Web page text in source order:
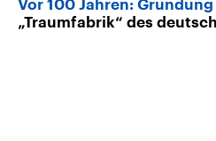
Vor 100 Jahren: Gründung
„Traumfabrik“ des